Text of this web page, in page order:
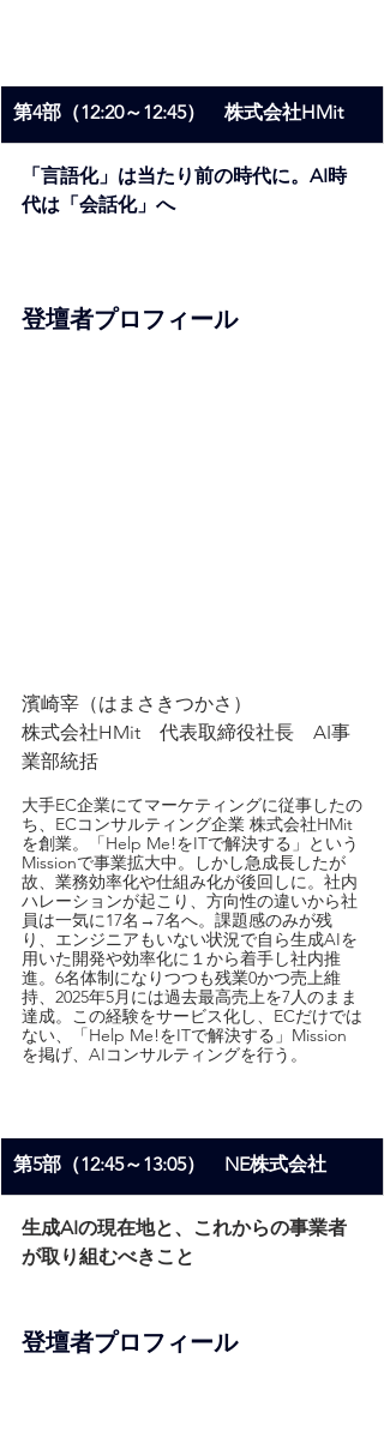
第4部（12:20～12:45）　株式会社HMit
「言語化」は当たり前の時代に。AI時
代は「会話化」へ
登壇者プロフィール
濱崎宰（はまさきつかさ）
株式会社HMit　代表取締役社長　AI事
業部統括
大手EC企業にてマーケティングに従事したの
ち、ECコンサルティング企業 株式会社HMit
を創業。「Help Me!をITで解決する」という
Missionで事業拡大中。しかし急成長したが
故、業務効率化や仕組み化が後回しに。社内
ハレーションが起こり、方向性の違いから社
員は一気に17名→7名へ。課題感のみが残
り、エンジニアもいない状況で自ら生成AIを
用いた開発や効率化に１から着手し社内推
進。6名体制になりつつも残業0かつ売上維
持、2025年5月には過去最高売上を7人のまま
達成。この経験をサービス化し、ECだけでは
ない、「Help Me!をITで解決する」Mission
を掲げ、AIコンサルティングを行う。
第5部（12:45～13:05）　NE株式会社
生成AIの現在地と、これからの事業者
が取り組むべきこと
登壇者プロフィール